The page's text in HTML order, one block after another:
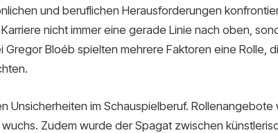
und beruflichen Herausforderungen
nicht immer eine gerade Linie nach oben,
Bloéb spielten mehrere Faktoren eine Rolle,
Unsicherheiten im Schauspielberuf. Rollenangebote
Zudem wurde der Spagat zwischen